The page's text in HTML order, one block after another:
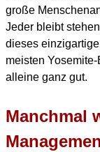
große
Jeder bleibt
dieses
meisten
alleine ganz gut.
Manchmal